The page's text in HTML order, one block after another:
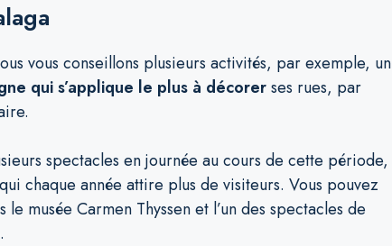
vous conseillons plusieurs activités, par exemple, un
qui s’applique le plus à décorerses rues, par
spectacles en journée au cours de cette période,
qui chaque année attire plus de visiteurs. Vous pouvez
musée Carmen Thyssen et l’un des spectacles de